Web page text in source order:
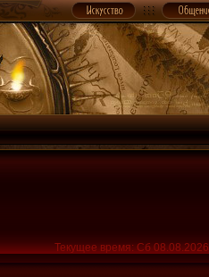
Текущее время: Сб